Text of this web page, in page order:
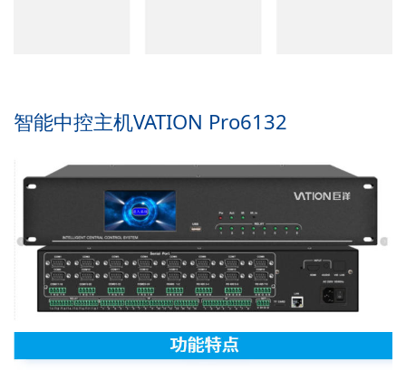
智能中控主机VATION Pro6132